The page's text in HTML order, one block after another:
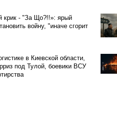
крик - "За Що?!!»: ярый
войну, "иначе сгорит
в Киевской области,
под Тулой, боевики ВСУ